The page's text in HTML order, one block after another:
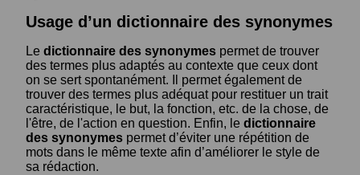
Usage d’un dictionnaire des synonymes
Le dictionnaire des synonymes permet de trouver
des termes plus adaptés au contexte que ceux dont
on se sert spontanément. Il permet également de
trouver des termes plus adéquat pour restituer un trait
caractéristique, le but, la fonction, etc. de la chose, de
l'être, de l'action en question. Enfin, le dictionnaire
des synonymes permet d’éviter une répétition de
mots dans le même texte afin d’améliorer le style de
sa rédaction.